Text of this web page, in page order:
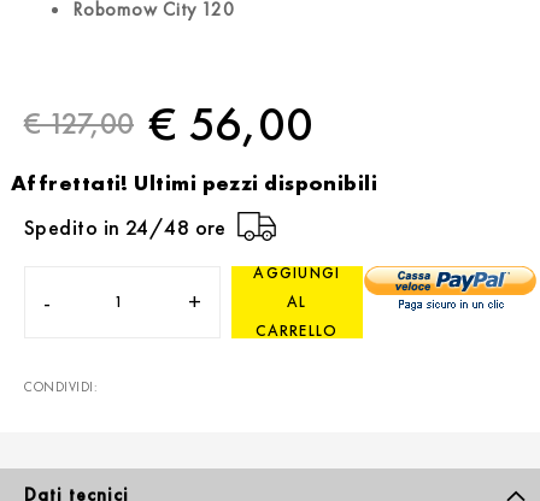
Robomow City 120
€ 56,00
€ 127,00
Affrettati! Ultimi pezzi disponibili
Spedito in 24/48 ore
- +
AGGIUNGI
AL
CARRELLO
CONDIVIDI:
Dati tecnici